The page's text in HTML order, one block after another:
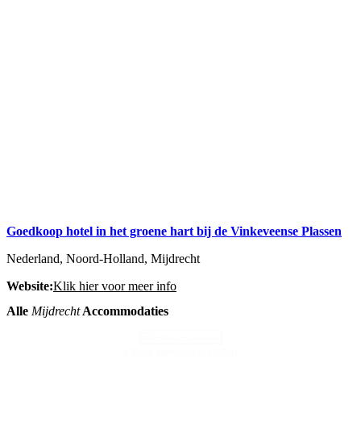
Goedkoop hotel in het groene hart bij de Vinkeveense Plassen
Nederland, Noord-Holland, Mijdrecht
Website:Klik hier voor meer info
Alle MijdrechtAccommodaties